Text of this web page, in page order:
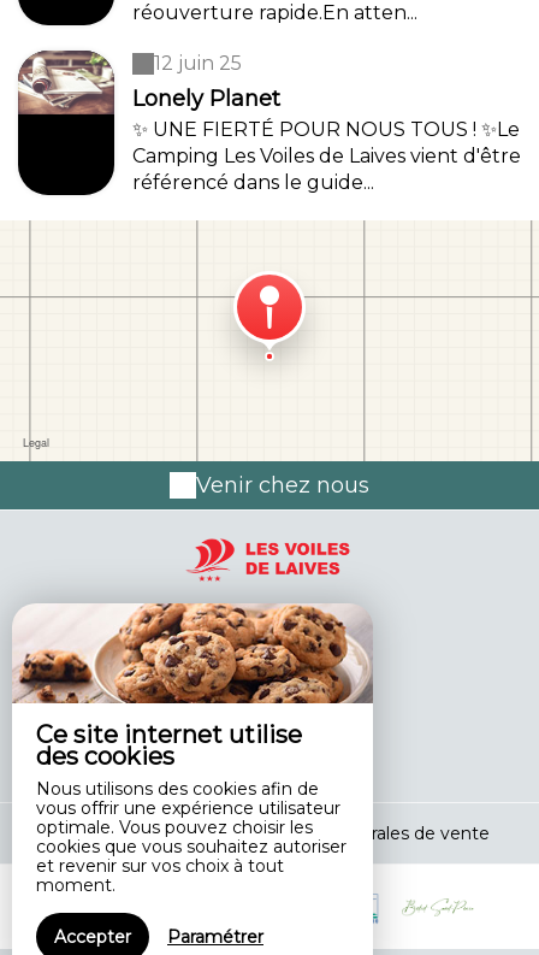
Ce site internet utilise
des cookies
Nous utilisons des cookies afin de
vous offrir une expérience utilisateur
optimale. Vous pouvez choisir les
cookies que vous souhaitez autoriser
et revenir sur vos choix à tout
moment.
Accepter Paramétrer
réouverture rapide.En atten...
12 juin 25
Lonely Planet
✨ UNE FIERTÉ POUR NOUS TOUS ! ✨Le
Camping Les Voiles de Laives vient d'être
référencé dans le guide...
Venir chez nous
2 Les Lacs,
71240 LAIVES - FRANCE
+33 6 28 59 65 67
Mentions légales | Conditions générales de vente